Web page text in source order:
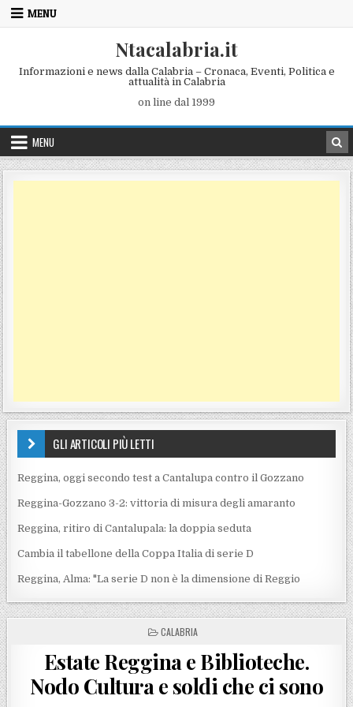
Skip to content
MENU
Ntacalabria.it
Informazioni e news dalla Calabria – Cronaca, Eventi, Politica e
attualità in Calabria
on line dal 1999
MENU
GLI ARTICOLI PIÙ LETTI
Reggina, oggi secondo test a Cantalupa contro il Gozzano
Reggina-Gozzano 3-2: vittoria di misura degli amaranto
Reggina, ritiro di Cantalupala: la doppia seduta
Cambia il tabellone della Coppa Italia di serie D
Reggina, Alma: "La serie D non è la dimensione di Reggio
POSTED IN
CALABRIA
Estate Reggina e Biblioteche.
Nodo Cultura e soldi che ci sono